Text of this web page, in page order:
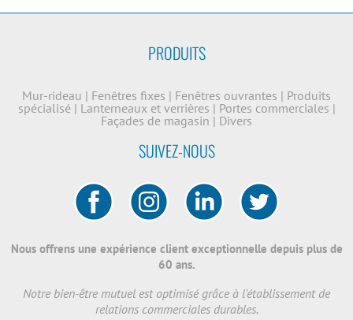
PRODUITS
Mur-rideau | Fenêtres fixes | Fenêtres ouvrantes | Produits
spécialisé | Lanterneaux et verrières | Portes commerciales |
Façades de magasin | Divers
SUIVEZ-NOUS
Nous offrens une expérience client exceptionnelle depuis plus de
60 ans.
Notre bien-être mutuel est optimisé grâce à l'établissement de
relations commerciales durables.